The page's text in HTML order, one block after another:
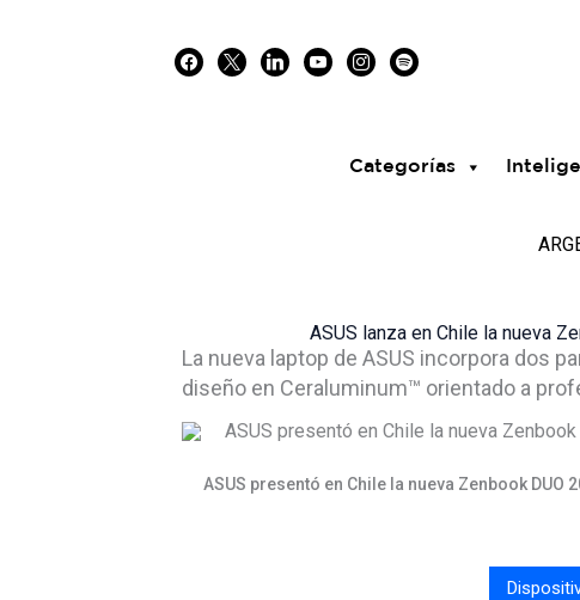
Categorías
ASUS lanza en Chile la nueva
La nueva laptop de ASUS incorpora dos
diseño en Ceraluminum™ orientado a
ASUS presentó en Chile la nueva Zenbook